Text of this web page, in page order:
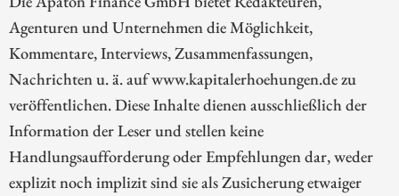
Agenturen und Unternehmen die Möglichkeit,
Kommentare, Interviews, Zusammenfassungen,
Nachrichten u. ä. auf www.kapitalerhoehungen.de zu
veröffentlichen. Diese Inhalte dienen ausschließlich der
Information der Leser und stellen keine
Handlungsaufforderung oder Empfehlungen dar, weder
explizit noch implizit sind sie als Zusicherung etwaiger